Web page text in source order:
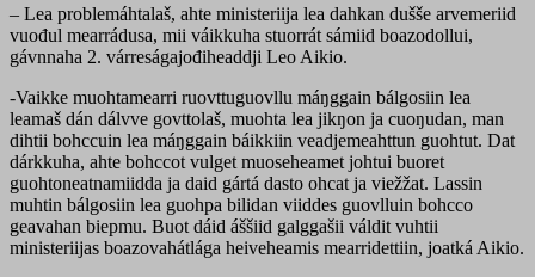
– Lea problemáhtalaš, ahte ministeriija lea dahkan dušše arvemeriid
vuođul mearrádusa, mii váikkuha stuorrát sámiid boazodollui,
gávnnaha 2. várreságajođiheaddji Leo Aikio.
-Vaikke muohtamearri ruovttuguovllu máŋggain bálgosiin lea
leamaš dán dálvve govttolaš, muohta lea jikŋon ja cuoŋudan, man
dihtii bohccuin lea máŋggain báikkiin veadjemeahttun guohtut. Dat
dárkkuha, ahte bohccot vulget muoseheamet johtui buoret
guohtoneatnamiidda ja daid gártá dasto ohcat ja viežžat. Lassin
muhtin bálgosiin lea guohpa bilidan viiddes guovlluin bohcco
geavahan biepmu. Buot dáid áššiid galggašii váldit vuhtii
ministeriijas boazovahátlága heiveheamis mearridettiin, joatká Aikio.